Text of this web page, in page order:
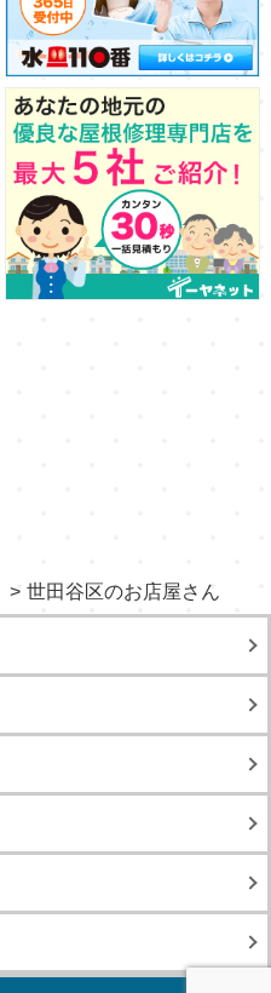
世田谷区のお店屋さん